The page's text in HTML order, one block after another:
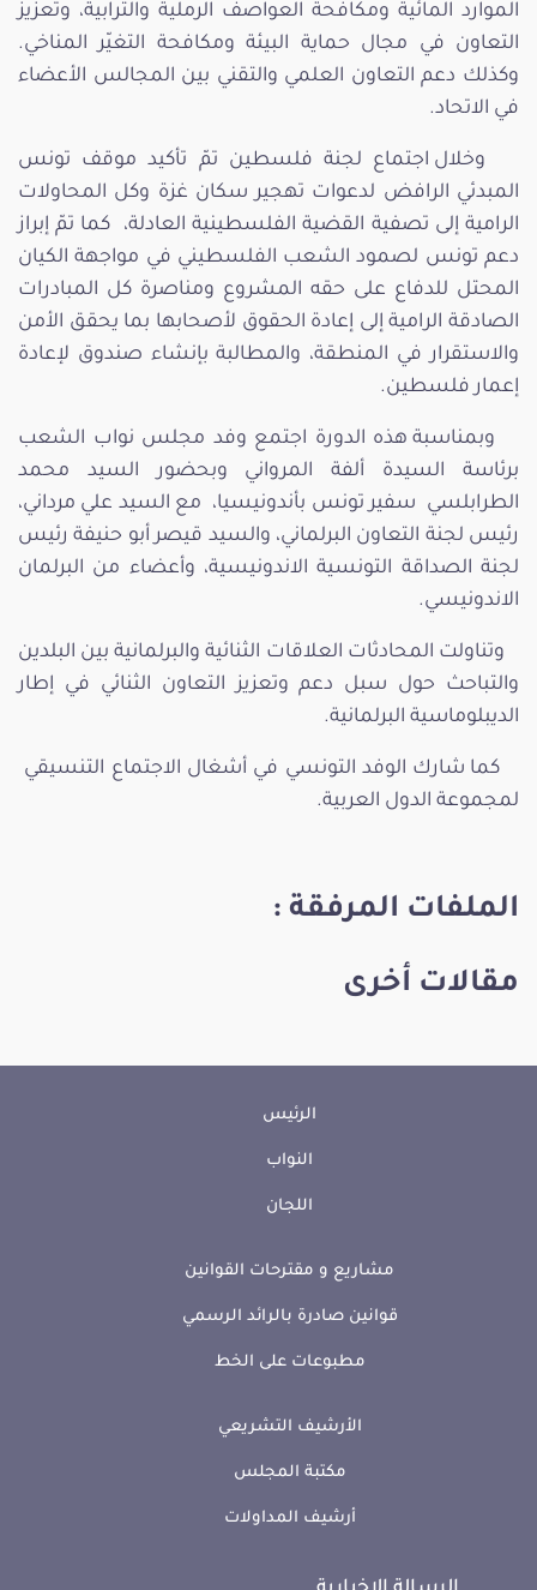
الموارد المائية ومكافحة العواصف الرملية والترابية، وتعزيز
التعاون في مجال حماية البيئة ومكافحة التغيّر المناخي.
وكذلك دعم التعاون العلمي والتقني بين المجالس الأعضاء
في الاتحاد.
وخلال اجتماع لجنة فلسطين تمّ تأكيد موقف تونس
المبدئي الرافض لدعوات تهجير سكان غزة وكل المحاولات
الرامية إلى تصفية القضية الفلسطينية العادلة، كما تمّ إبراز
دعم تونس لصمود الشعب الفلسطيني في مواجهة الكيان
المحتل للدفاع على حقه المشروع ومناصرة كل المبادرات
الصادقة الرامية إلى إعادة الحقوق لأصحابها بما يحقق الأمن
والاستقرار في المنطقة، والمطالبة بإنشاء صندوق لإعادة
إعمار فلسطين.
وبمناسبة هذه الدورة اجتمع وفد مجلس نواب الشعب
برئاسة السيدة ألفة المرواني وبحضور السيد محمد
الطرابلسي سفير تونس بأندونيسيا، مع السيد علي مرداني،
رئيس لجنة التعاون البرلماني، والسيد قيصر أبو حنيفة رئيس
لجنة الصداقة التونسية الاندونيسية، وأعضاء من البرلمان
الاندونيسي.
وتناولت المحادثات العلاقات الثنائية والبرلمانية بين البلدين
والتباحث حول سبل دعم وتعزيز التعاون الثنائي في إطار
الديبلوماسية البرلمانية.
كما شارك الوفد التونسي في أشغال الاجتماع التنسيقي
لمجموعة الدول العربية.
الملفات المرفقة :
مقالات أخرى
الرئيس
النواب
اللجان
مشاريع و مقترحات القوانين
قوانين صادرة بالرائد الرسمي
مطبوعات على الخط
الأرشيف التشريعي
مكتبة المجلس
أرشيف المداولات